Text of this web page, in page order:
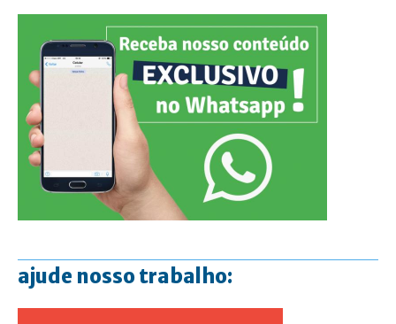
ajude nosso trabalho: